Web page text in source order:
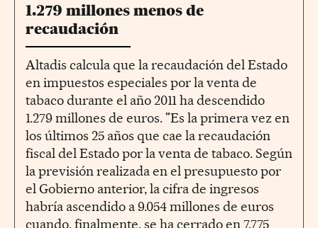
1.279 millones menos de
recaudación
Altadis calcula que la recaudación del Estado
en impuestos especiales por la venta de
tabaco durante el año 2011 ha descendido
1.279 millones de euros. "Es la primera vez en
los últimos 25 años que cae la recaudación
fiscal del Estado por la venta de tabaco. Según
la previsión realizada en el presupuesto por
el Gobierno anterior, la cifra de ingresos
habría ascendido a 9.054 millones de euros
cuando, finalmente, se ha cerrado en 7.775